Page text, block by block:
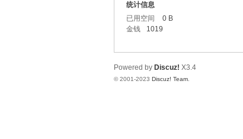
统计信息
已用空间
0 B
金钱
1019
Powered by Discuz! X3.4
© 2001-2023 Discuz! Team